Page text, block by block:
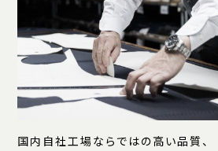
国内自社工場ならではの高い品質、